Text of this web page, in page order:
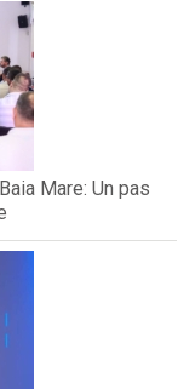
Mare: Un pas